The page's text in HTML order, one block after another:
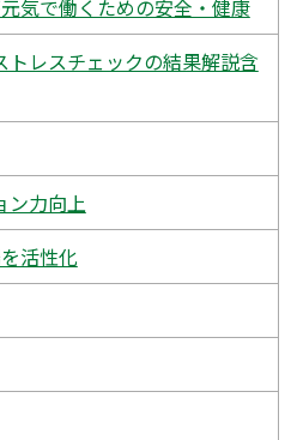
気で働くための安全・健康
トレスチェックの結果解説含
ン力向上
活性化